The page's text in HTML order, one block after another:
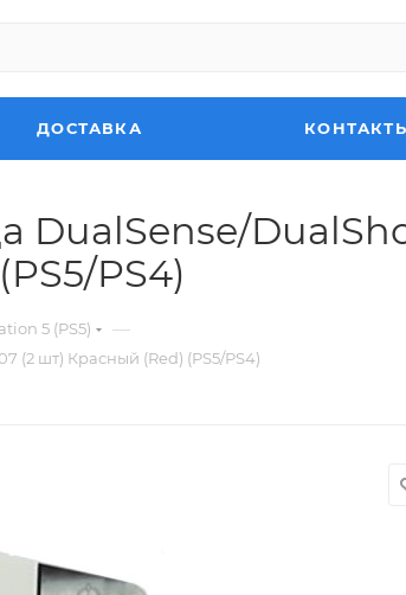
ДОСТАВКА
DualSense/
PS4)
5 (PS5) —
(2 шт) Красный (Red) (PS5/PS4)